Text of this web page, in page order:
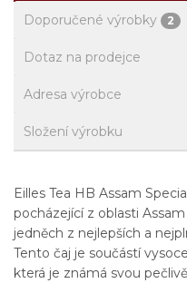
Doporučené výrobky 2
Dotaz na prodejce
Adresa výrobce
Složení výrobku
Eilles Tea HB Assam
pocházející z oblasti
jedněch z nejlepších a
Tento čaj je součástí
která je známá svou